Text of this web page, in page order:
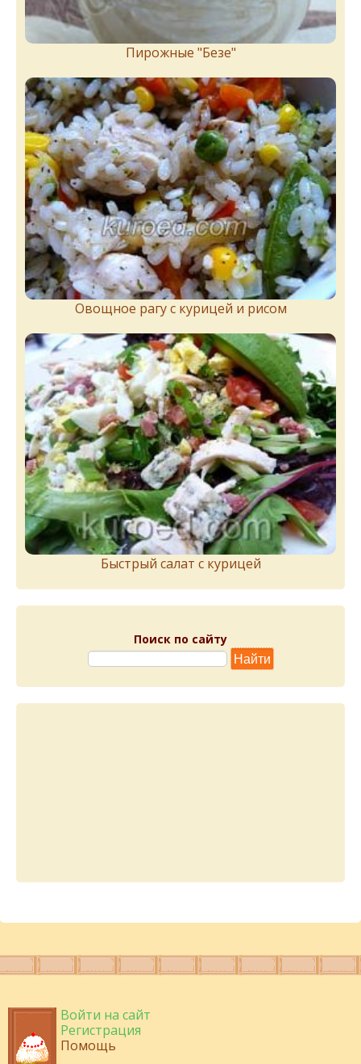
Пирожныe "Бeзe"
Овощное рагу с курицей и рисом
Быстрый салат с курицей
Поиск по сайту
Войти на сайт
Регистрация
Помощь